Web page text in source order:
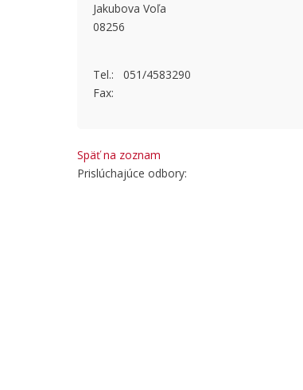
Jakubova Voľa
08256
Tel.: 051/4583290
Fax:
Späť na zoznam
Prislúchajúce odbory: